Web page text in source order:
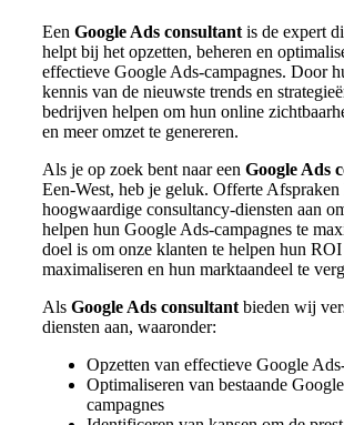
Een Google Ads consultant is de expert
helpt bij het opzetten, beheren en
effectieve Google Ads-campagnes. Door
kennis van de nieuwste trends en
bedrijven helpen om hun online
en meer omzet te genereren.
Als je op zoek bent naar een Google Ads
Een-West, heb je geluk. Offerte
hoogwaardige consultancy-diensten aan
helpen hun Google Ads-campagnes te
doel is om onze klanten te helpen hun ROI
maximaliseren en hun marktaandeel te
Als Google Ads consultant bieden wij
diensten aan, waaronder:
Opzetten van effectieve Google
Optimaliseren van bestaande
campagnes